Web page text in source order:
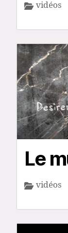
vidéos
Le
vidéos